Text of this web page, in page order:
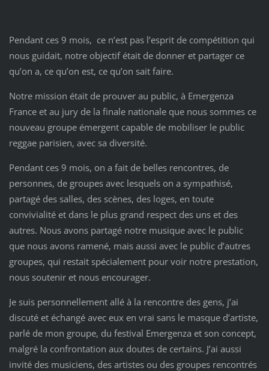
Pendant ces 9 mois, ce n’est pas l’esprit de compétition qui
nous guidait, notre objectif était de donner et partager ce
qu’on a, ce qu’on est, ce qu’on sait faire.
Notre mission était de prouver au public, à Emergenza
France et au jury de la finale nationale que nous sommes ce
nouveau groupe émergent capable de mobiliser le public
reggae parisien, avec sa diversité.
Pendant ces 9 mois, on a fait de belles rencontres, de
personnes, de groupes avec lesquels on a sympathisé,
partagé des salles, des scènes, des loges, en toute
convivialité et dans le plus grand respect des uns et des
autres. Nous avons partagé notre musique avec le public
que nous avons ramené, mais aussi avec le public d’autres
groupes, qui restait spécialement pour voir notre prestation,
nous soutenir et nous encourager.
Je suis personnellement allé à la rencontre des gens, j’ai
discuté et échangé avec eux en vrai sans le masque d’artiste,
parlé de mon groupe, du festival Emergenza et son concept,
malgré la confrontation aux doutes de certains. J’ai aussi
invité des musiciens, des artistes ou des groupes rencontrés